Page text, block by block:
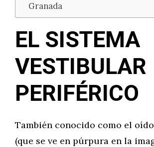
Granada
EL SISTEMA
VESTIBULAR
PERIFÉRICO
También conocido como el
(que se ve en púrpura en la